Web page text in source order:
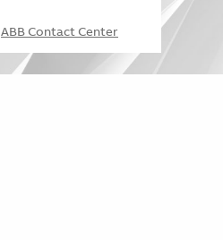
ABB Contact Center